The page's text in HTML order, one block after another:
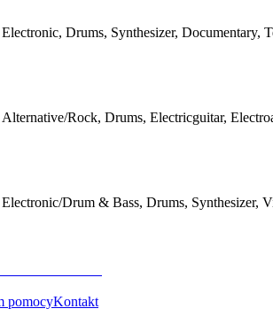
Electronic, Drums, Synthesizer, Documentary,
Alternative/Rock, Drums, Electricguitar,
Electronic/Drum & Bass, Drums, Synthesizer,
pomocyKontakt